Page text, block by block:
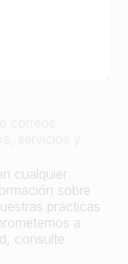
correos
servicios y
cualquier
sobre
prácticas
a
consulte